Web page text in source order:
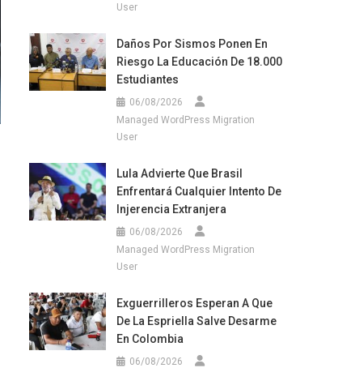
User
Daños Por Sismos Ponen En
Riesgo La Educación De 18.000
Estudiantes
06/08/2026
Managed WordPress Migration
User
Lula Advierte Que Brasil
Enfrentará Cualquier Intento De
Injerencia Extranjera
06/08/2026
Managed WordPress Migration
User
Exguerrilleros Esperan A Que
De La Espriella Salve Desarme
En Colombia
06/08/2026